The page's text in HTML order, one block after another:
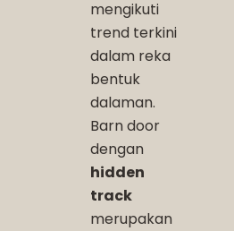
mengikuti
trend terkini
dalam reka
bentuk
dalaman.
Barn door
dengan
hidden
track
merupakan